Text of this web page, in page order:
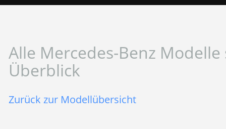
Alle Mercedes-Benz
Überblick
Zurück zur Modellübersicht